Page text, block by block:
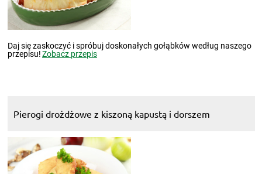
Daj się zaskoczyć i spróbuj doskonałych gołąbków według naszego
przepisu!Zobacz przepis
Pierogi drożdżowe z kiszoną kapustą i dorszem